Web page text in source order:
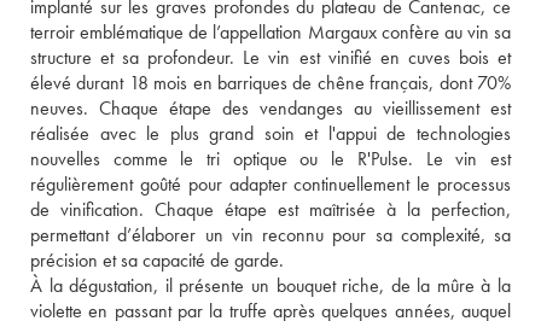
implanté sur les graves profondes du plateau de Cantenac, ce
terroir emblématique de l’appellation Margaux confère au vin sa
structure et sa profondeur. Le vin est vinifié en cuves bois et
élevé durant 18 mois en barriques de chêne français, dont 70%
neuves. Chaque étape des vendanges au vieillissement est
réalisée avec le plus grand soin et l'appui de technologies
nouvelles comme le tri optique ou le R'Pulse. Le vin est
régulièrement goûté pour adapter continuellement le processus
de vinification. Chaque étape est maîtrisée à la perfection,
permettant d’élaborer un vin reconnu pour sa complexité, sa
précision et sa capacité de garde.
À la dégustation, il présente un bouquet riche, de la mûre à la
violette en passant par la truffe après quelques années, auquel